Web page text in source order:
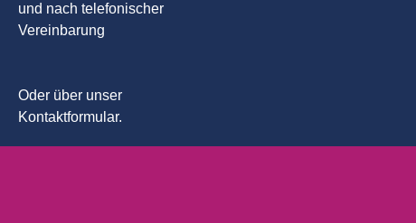
und nach telefonischer
Vereinbarung
Oder über unser
Kontaktformular.